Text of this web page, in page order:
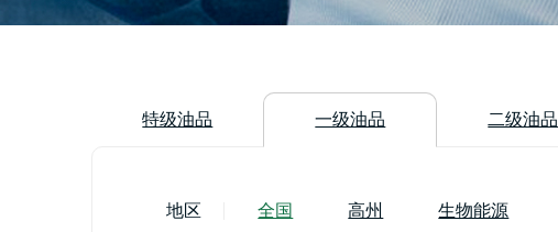
特级油品 一级油品 二级油品
地区 全国 高州 生物能源